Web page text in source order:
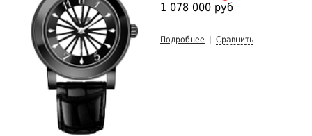
1 078 000 руб
Подробнее Сравнить